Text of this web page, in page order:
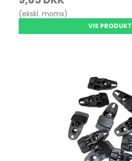
(ekskl. moms)
VIS PRODUKT